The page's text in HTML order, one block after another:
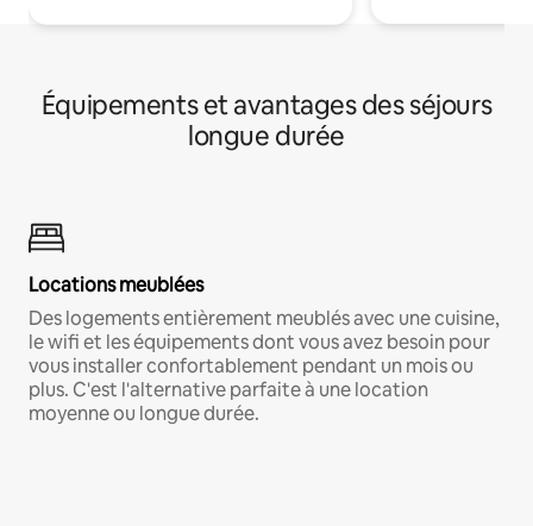
Équipements et avantages des séjours
longue durée
Locations meublées
Des logements entièrement meublés avec une cuisine,
le wifi et les équipements dont vous avez besoin pour
vous installer confortablement pendant un mois ou
plus. C'est l'alternative parfaite à une location
moyenne ou longue durée.